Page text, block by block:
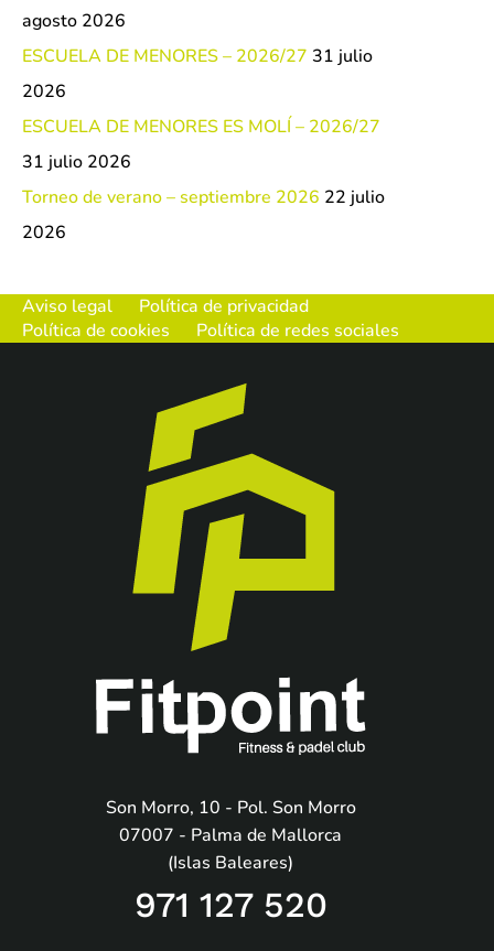
agosto 2026
ESCUELA DE MENORES – 2026/27 31 julio
2026
ESCUELA DE MENORES ES MOLÍ – 2026/27
31 julio 2026
Torneo de verano – septiembre 2026 22 julio
2026
Aviso legal
Política de privacidad
Política de cookies
Política de redes sociales
Son Morro, 10 - Pol. Son Morro
07007 - Palma de Mallorca
(Islas Baleares)
971 127 520